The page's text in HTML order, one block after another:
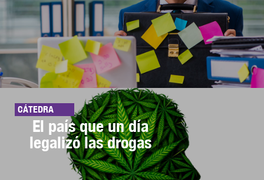
CÁTEDRA
El país que un día
legalizó las drogas